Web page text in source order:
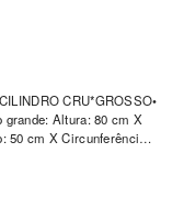
CRU*GROSSO•
grande: Altura: 80 cm X
50 cm X Circunferência: